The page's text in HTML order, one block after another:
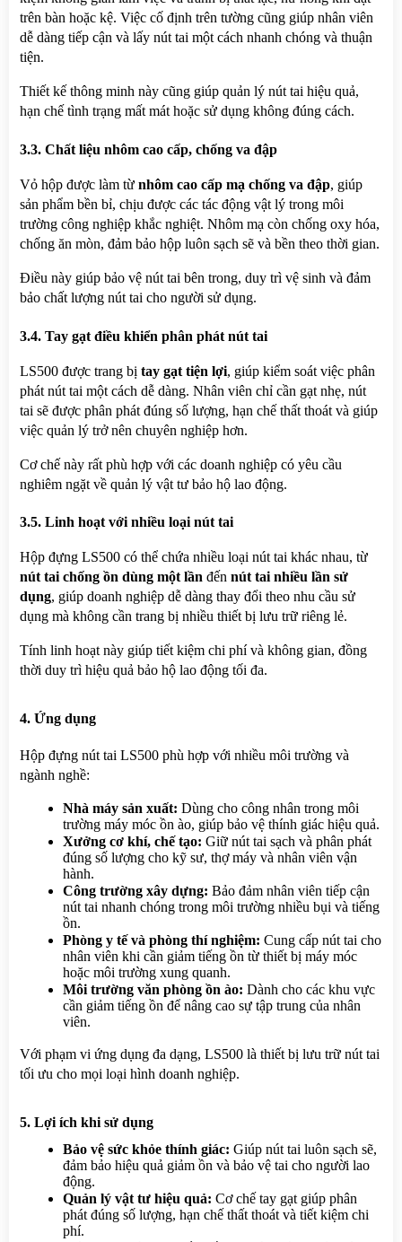
trên bàn hoặc kệ. Việc cố định trên tường cũng giúp nhân viên
dễ dàng tiếp cận và lấy nút tai một cách nhanh chóng và thuận
tiện.
Thiết kế thông minh này cũng giúp quản lý nút tai hiệu quả,
hạn chế tình trạng mất mát hoặc sử dụng không đúng cách.
3.3. Chất liệu nhôm cao cấp, chống va đập
Vỏ hộp được làm từ nhôm cao cấp mạ chống va đập, giúp
sản phẩm bền bỉ, chịu được các tác động vật lý trong môi
trường công nghiệp khắc nghiệt. Nhôm mạ còn chống oxy hóa,
chống ăn mòn, đảm bảo hộp luôn sạch sẽ và bền theo thời gian.
Điều này giúp bảo vệ nút tai bên trong, duy trì vệ sinh và đảm
bảo chất lượng nút tai cho người sử dụng.
3.4. Tay gạt điều khiển phân phát nút tai
LS500 được trang bị tay gạt tiện lợi, giúp kiểm soát việc phân
phát nút tai một cách dễ dàng. Nhân viên chỉ cần gạt nhẹ, nút
tai sẽ được phân phát đúng số lượng, hạn chế thất thoát và giúp
việc quản lý trở nên chuyên nghiệp hơn.
Cơ chế này rất phù hợp với các doanh nghiệp có yêu cầu
nghiêm ngặt về quản lý vật tư bảo hộ lao động.
3.5. Linh hoạt với nhiều loại nút tai
nút tai chống ồn dùng một lần đến nút tai nhiều lần sử
dụng, giúp doanh nghiệp dễ dàng thay đổi theo nhu cầu sử
dụng mà không cần trang bị nhiều thiết bị lưu trữ riêng lẻ.
Tính linh hoạt này giúp tiết kiệm chi phí và không gian, đồng
thời duy trì hiệu quả bảo hộ lao động tối đa.
4. Ứng dụng
Hộp đựng nút tai LS500 phù hợp với nhiều môi trường và
ngành nghề:
Nhà máy sản xuất: Dùng cho công nhân trong môi
trường máy móc ồn ào, giúp bảo vệ thính giác hiệu quả.
Xưởng cơ khí, chế tạo: Giữ nút tai sạch và phân phát
đúng số lượng cho kỹ sư, thợ máy và nhân viên vận
hành.
Công trường xây dựng: Bảo đảm nhân viên tiếp cận
nút tai nhanh chóng trong môi trường nhiều bụi và tiếng
ồn.
Phòng y tế và phòng thí nghiệm: Cung cấp nút tai cho
nhân viên khi cần giảm tiếng ồn từ thiết bị máy móc
hoặc môi trường xung quanh.
Môi trường văn phòng ồn ào: Dành cho các khu vực
cần giảm tiếng ồn để nâng cao sự tập trung của nhân
viên.
Với phạm vi ứng dụng đa dạng, LS500 là thiết bị lưu trữ nút tai
tối ưu cho mọi loại hình doanh nghiệp.
5. Lợi ích khi sử dụng
Bảo vệ sức khỏe thính giác: Giúp nút tai luôn sạch sẽ,
đảm bảo hiệu quả giảm ồn và bảo vệ tai cho người lao
động.
Quản lý vật tư hiệu quả: Cơ chế tay gạt giúp phân
phát đúng số lượng, hạn chế thất thoát và tiết kiệm chi
phí.